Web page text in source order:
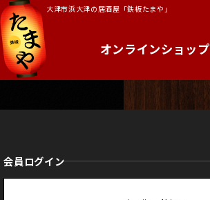
大津市浜大津の居酒屋「鉄板たまや」
オンラインショップ
会員ログイン